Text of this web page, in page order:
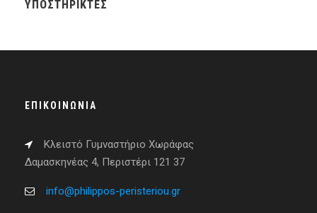
ΥΠΟΣΤΗΡΙΚΤΈΣ
ΕΠΙΚΟΙΝΩΝΊΑ
Κλειστό Γυμναστήριο Χωράφας
Δαμασκηνέας 4, Περιστέρι 121 37
info@philippos-peristeriou.gr